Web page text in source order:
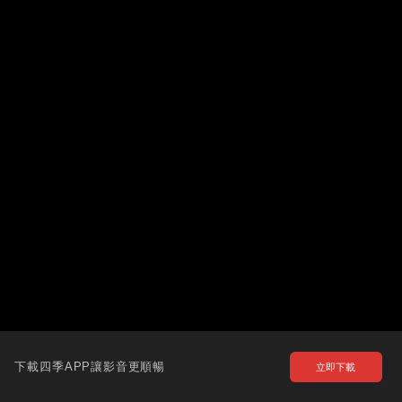
下載四季APP讓影音更順暢 立即下載